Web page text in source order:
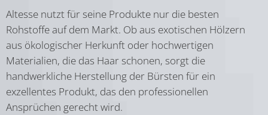
Altesse nutzt für seine Produkte nur die besten
Rohstoffe auf dem Markt. Ob aus exotischen Hölzern
aus ökologischer Herkunft oder hochwertigen
Materialien, die das Haar schonen, sorgt die
handwerkliche Herstellung der Bürsten für ein
exzellentes Produkt, das den professionellen
Ansprüchen gerecht wird.